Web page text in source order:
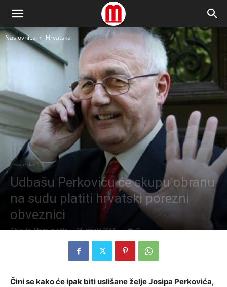
Naslovnica Hrvatska
Hrvatska
Udbašu Perkoviću će skupu obranu
na sudu platiti hrvatski porezni
obveznici
Objavio Mega media - 24. srpnja 2014. 0
Čini se kako će ipak biti uslišane želje Josipa Perkovića,